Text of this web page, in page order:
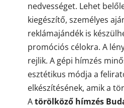
nedvességet. Lehet
kiegészítő, személyes
reklámajándék is
promóciós célokra. A
rejlik. A gépi hímzés
esztétikus módja a
elkészítésének, amik a
Atörölköző hímzés